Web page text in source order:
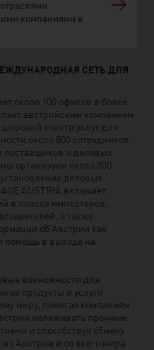
компаниями в
СЕТЬ ДЛЯ
около 100 офисов в более
австрийским компаниям
спектр услуг для
около 800 сотрудников
поставщиков и деловых
организуем около 800
деловых
AUSTRIA включает
в поиске импортеров,
а также
об Австрии как
помощь в выходе на
возможности для
продукты и услуги
миру, помогая компаниям
налаживать прочные
и способствуя обмену
Австрии и со всего мира.